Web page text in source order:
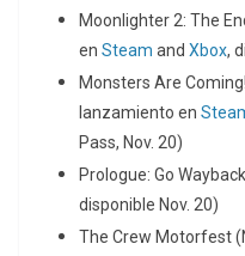
Moonlighter 2: The
en Steam and Xbox,
Monsters Are
lanzamiento en
Pass, Nov. 20)
Prologue: Go
disponible Nov. 20)
The Crew Motorfest